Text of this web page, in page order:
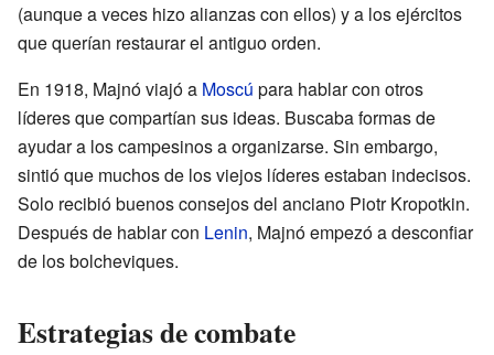
(aunque a veces hizo alianzas con ellos) y a los ejércitos
que querían restaurar el antiguo orden.
En 1918, Majnó viajó a Moscú para hablar con otros
líderes que compartían sus ideas. Buscaba formas de
ayudar a los campesinos a organizarse. Sin embargo,
sintió que muchos de los viejos líderes estaban indecisos.
Solo recibió buenos consejos del anciano Piotr Kropotkin.
Después de hablar con Lenin, Majnó empezó a desconfiar
de los bolcheviques.
Estrategias de combate